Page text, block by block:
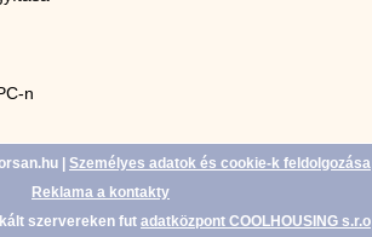
n
Személyes adatok és cookie-k feldolgozása
Reklama a kontakty
szervereken fut adatközpont COOLHOUSING s.r.o